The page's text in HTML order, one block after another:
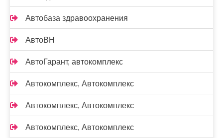
Автобаза здравоохранения
АвтоВН
АвтоГарант, автокомплекс
Автокомплекс, Автокомплекс
Автокомплекс, Автокомплекс
Автокомплекс, Автокомплекс